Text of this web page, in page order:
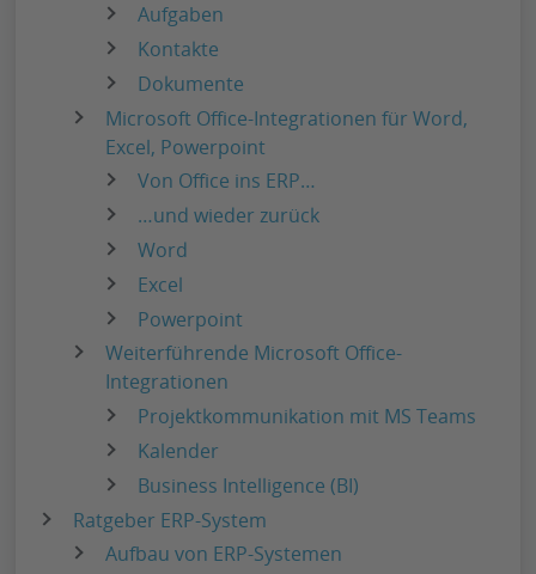
Aufgaben
Kontakte
Dokumente
Microsoft Office-Integrationen für Word,
Excel, Powerpoint
Von Office ins ERP…
…und wieder zurück
Word
Excel
Powerpoint
Weiterführende Microsoft Office-
Integrationen
Projektkommunikation mit MS Teams
Kalender
Business Intelligence (BI)
Ratgeber ERP-System
Aufbau von ERP-Systemen